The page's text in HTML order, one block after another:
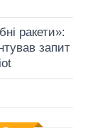
ракети»:
запит